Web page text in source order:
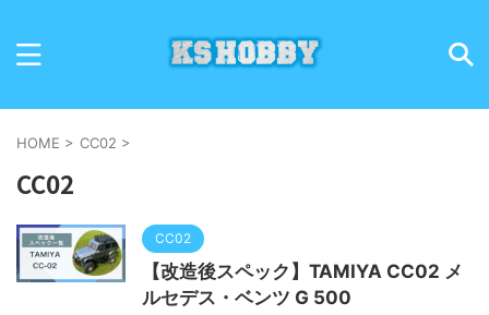
HOME > CC02 >
CC02
CC02
【改造後スペック】TAMIYA CC02 メ
ルセデス・ベンツ G 500